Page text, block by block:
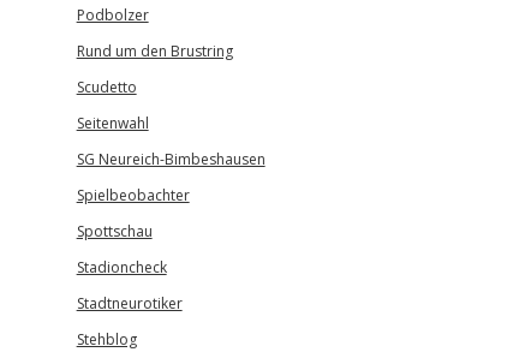
Podbolzer
Rund um den Brustring
Scudetto
Seitenwahl
SG Neureich-Bimbeshausen
Spielbeobachter
Spottschau
Stadioncheck
Stadtneurotiker
Stehblog